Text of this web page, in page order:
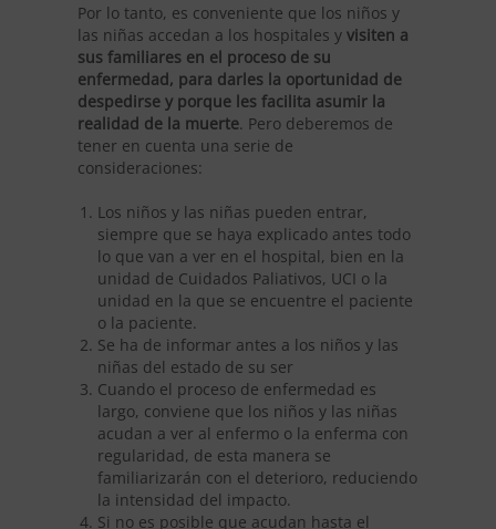
Por lo tanto, es conveniente que los niños y
las niñas accedan a los hospitales y visiten a
sus familiares en el proceso de su
enfermedad, para darles la oportunidad de
despedirse y porque les facilita asumir la
realidad de la muerte. Pero deberemos de
tener en cuenta una serie de
consideraciones:
Los niños y las niñas pueden entrar,
siempre que se haya explicado antes todo
lo que van a ver en el hospital, bien en la
unidad de Cuidados Paliativos, UCI o la
unidad en la que se encuentre el paciente
o la paciente.
Se ha de informar antes a los niños y las
niñas del estado de su ser
Cuando el proceso de enfermedad es
largo, conviene que los niños y las niñas
acudan a ver al enfermo o la enferma con
regularidad, de esta manera se
familiarizarán con el deterioro, reduciendo
la intensidad del impacto.
Si no es posible que acudan hasta el